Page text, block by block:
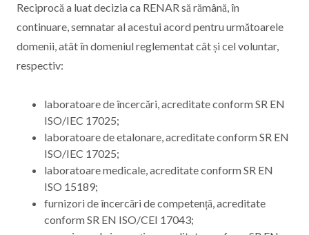
Reciprocă a luat decizia ca RENAR să rămână, în
continuare, semnatar al acestui acord pentru următoarele
domenii, atât în domeniul reglementat cât și cel voluntar,
respectiv:
laboratoare de încercări, acreditate conform SR EN
ISO/IEC 17025;
laboratoare de etalonare, acreditate conform SR EN
ISO/IEC 17025;
laboratoare medicale, acreditate conform SR EN
ISO 15189;
furnizori de încercări de competență, acreditate
conform SR EN ISO/CEI 17043;